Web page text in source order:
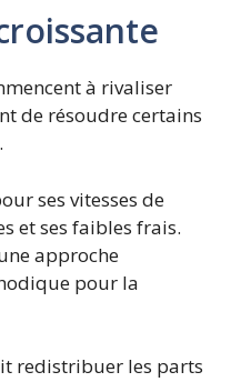
à rivaliser
de résoudre certains
ses vitesses de
et ses faibles frais.
approche
pour la
redistribuer les parts